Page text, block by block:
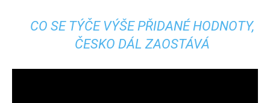
CO SE TÝČE VÝŠE PŘIDANÉ HODNOTY,
ČESKO DÁL ZAOSTÁVÁ